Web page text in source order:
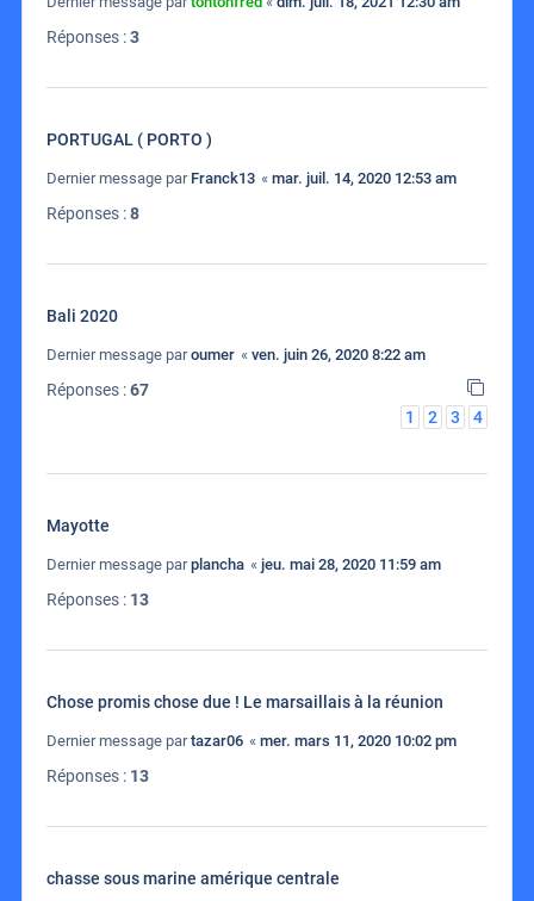
Réponses :3
PORTUGAL ( PORTO )
Dernier message par Franck13 « mar. juil. 14, 2020 12:53 am
Réponses :8
Bali 2020
Dernier message paroumer « ven. juin 26, 2020 8:22 am
Réponses :67
1
2 3 4
Mayotte
Dernier message parplancha « jeu. mai 28, 2020 11:59 am
Réponses : 13
Chose promis chose due ! Le marsaillais à la réunion
Dernier message partazar06 « mer. mars 11, 2020 10:02 pm
Réponses : 13
chasse sous marine amérique centrale